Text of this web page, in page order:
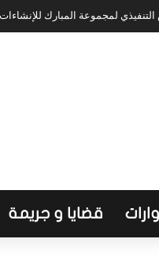
لمجموعة المبارك
قضايا و جريمة